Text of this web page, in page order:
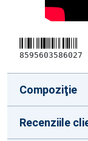
8595603586027
Compoziţie
Recenziile